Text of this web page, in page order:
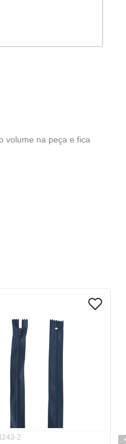
volume na peça e fica
2